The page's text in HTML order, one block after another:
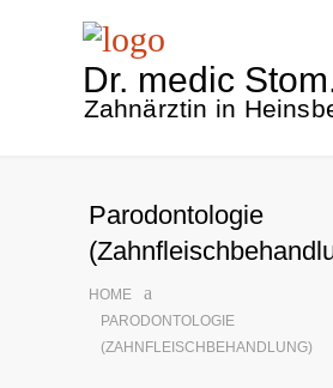
Dr. medic
Zahnärztin in
Parodontologie
HOME
PARODONTOLOGIE
(ZAHNFLEISCHBEHANDLUNG)